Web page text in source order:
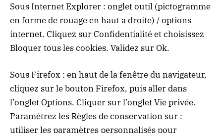
Sous Internet Explorer : onglet outil (pictogramme
en forme de rouage en haut a droite) / options
internet. Cliquez sur Confidentialité et choisissez
Bloquer tous les cookies. Validez sur Ok.
Sous Firefox : en haut de la fenêtre du navigateur,
cliquez sur le bouton Firefox, puis aller dans
l’onglet Options. Cliquer sur l’onglet Vie privée.
Paramétrez les Règles de conservation sur :
utiliser les paramètres personnalisés pour